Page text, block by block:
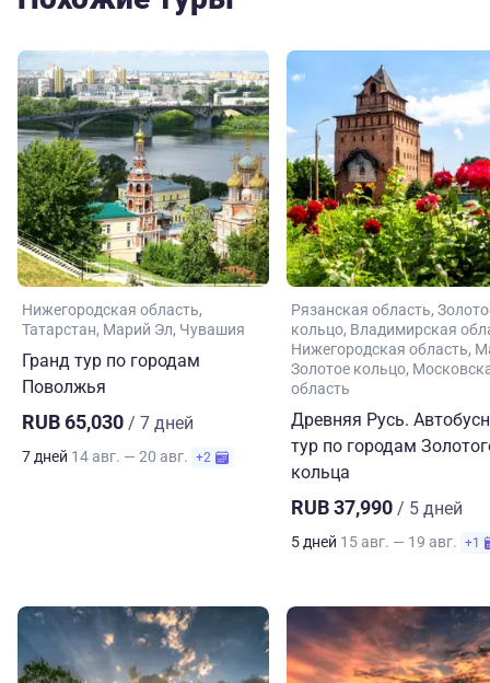
Нижегородская область
Татарстан Марий Эл Чувашия
Гранд тур по городам
Поволжья
RUB 65,030 / 7 дней
7 дней 14 авг. — 20 авг. +2
Рязанская область
кольцо Владимирская
Нижегородская область
Золотое кольцо
область
Древняя Русь.
тур по городам
кольца
RUB 37,990 / 5 дней
5 дней 15 авг. — 19 авг. +1